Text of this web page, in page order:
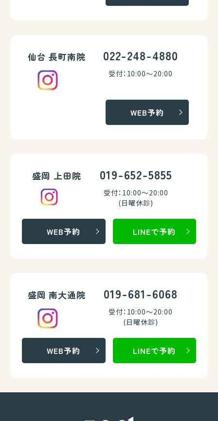
仙台 長町南院 022-248-4880
受付：10:00～20:00
WEB予約
盛岡 上田院 019-652-5855
受付：10:00～20:00
(日曜休診)
WEB予約 LINEで予約
盛岡 南大通院 019-681-6068
受付：10:00～20:00
(日曜休診)
WEB予約 LINEで予約